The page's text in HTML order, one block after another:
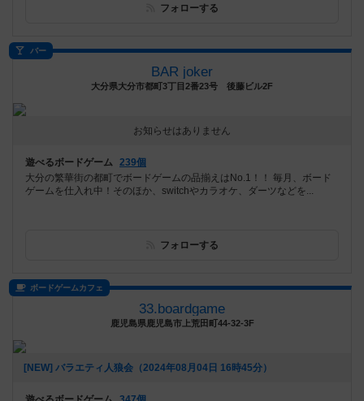
フォローする
バー
BAR joker
大分県大分市都町3丁目2番23号 後藤ビル2F
お知らせはありません
遊べるボードゲーム 239個
大分の繁華街の都町でボードゲームの品揃えはNo.1！！ 毎月、ボード
ゲームを仕入れ中！そのほか、switchやカラオケ、ダーツなどを...
フォローする
ボードゲームカフェ
33.boardgame
鹿児島県鹿児島市上荒田町44-32-3F
[NEW] バラエティ人狼会（2024年08月04日 16時45分）